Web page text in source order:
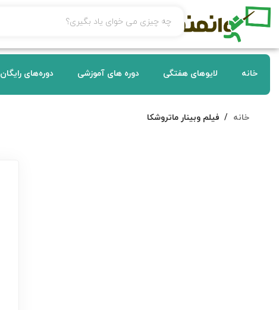
خانه لایوهای هفتگی دوره های آموزشی دوره‌های رایگان
خانه فیلم وبینار ماتروشکا